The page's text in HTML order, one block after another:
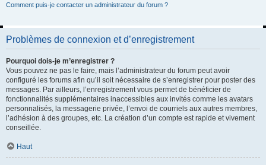
Comment puis-je contacter un administrateur du forum ?
Problèmes de connexion et d’enregistrement
Pourquoi dois-je m’enregistrer ?
Vous pouvez ne pas le faire, mais l’administrateur du forum peut avoir
configuré les forums afin qu’il soit nécessaire de s’enregistrer pour poster des
messages. Par ailleurs, l’enregistrement vous permet de bénéficier de
fonctionnalités supplémentaires inaccessibles aux invités comme les avatars
personnalisés, la messagerie privée, l’envoi de courriels aux autres membres,
l’adhésion à des groupes, etc. La création d’un compte est rapide et vivement
conseillée.
Haut